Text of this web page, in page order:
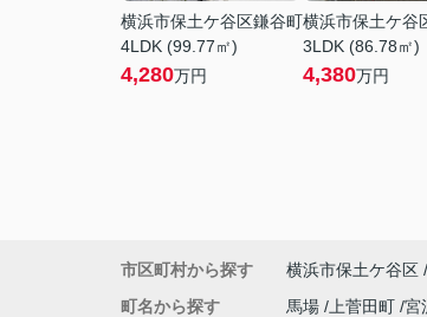
横浜市保土ケ谷区鎌谷町
4LDK (99.77㎡)
4,280万円
横浜市保土ケ谷
3LDK (86.78㎡)
4,380万円
市区町村から探す 横浜市保土ケ谷区
町名から探す
馬場 上菅田町 宮